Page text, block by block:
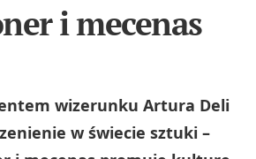
i mecenas
wizerunku Artura Deli
w świecie sztuki –